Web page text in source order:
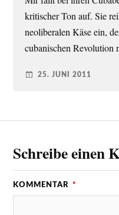
kritischer Ton auf. Sie
neoliberalen Käse ein,
cubanischen Revolution
25. JUNI 2011
Schreibe einen
KOMMENTAR *